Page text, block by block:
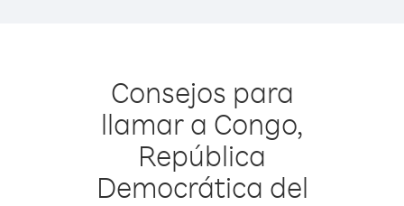
Consejos para
llamar a Congo,
República
Democrática del